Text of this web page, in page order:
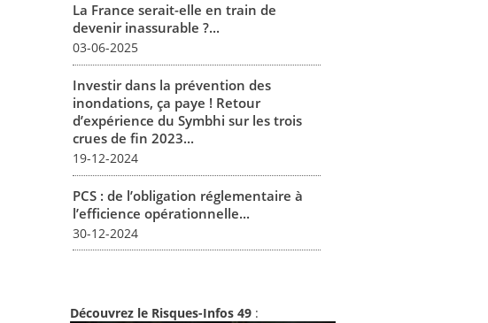
La France serait-elle en train de
devenir inassurable ?...
03-06-2025
Investir dans la prévention des
inondations, ça paye ! Retour
d’expérience du Symbhi sur les trois
crues de fin 2023...
19-12-2024
PCS : de l’obligation réglementaire à
l’efficience opérationnelle...
30-12-2024
Découvrez le Risques-Infos 49 :